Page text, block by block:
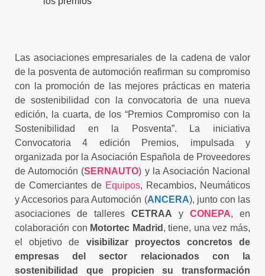
Las asociaciones empresariales de la cadena de valor
de la posventa de automoción reafirman su compromiso
con la promoción de las mejores prácticas en materia
de sostenibilidad con la convocatoria de una nueva
edición, la cuarta, de los “Premios Compromiso con la
Sostenibilidad en la Posventa”. La iniciativa
Convocatoria 4 edición Premios, impulsada y
organizada por la Asociación Española de Proveedores
de Automoción (SERNAUTO) y la Asociación Nacional
de Comerciantes de Equipos, Recambios, Neumáticos
y Accesorios para Automoción (ANCERA), junto con las
asociaciones de talleres CETRAA y CONEPA, en
colaboración con Motortec Madrid , tiene, una vez más,
el objetivo de visibilizar proyectos concretos de
empresas del sector relacionados con la
sostenibilidad que propicien su transformación